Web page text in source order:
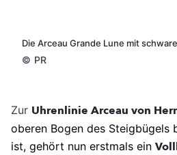
Die Arceau Grande Lune mit
© PR
Zur Uhrenlinie Arceau von
oberen Bogen des Steigbügels
ist, gehört nun erstmals ein